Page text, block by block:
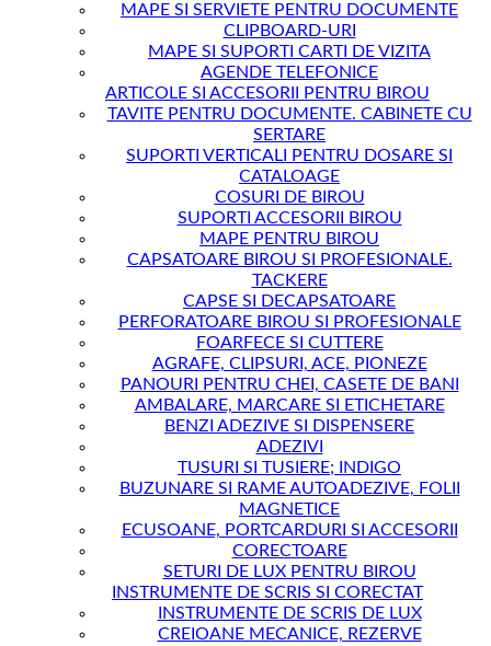
MAPE SI SERVIETE PENTRU DOCUMENTE
CLIPBOARD-URI
MAPE SI SUPORTI CARTI DE VIZITA
AGENDE TELEFONICE
ARTICOLE SI ACCESORII PENTRU BIROU
TAVITE PENTRU DOCUMENTE. CABINETE CU
SERTARE
SUPORTI VERTICALI PENTRU DOSARE SI
CATALOAGE
COSURI DE BIROU
SUPORTI ACCESORII BIROU
MAPE PENTRU BIROU
CAPSATOARE BIROU SI PROFESIONALE.
TACKERE
CAPSE SI DECAPSATOARE
PERFORATOARE BIROU SI PROFESIONALE
FOARFECE SI CUTTERE
AGRAFE, CLIPSURI, ACE, PIONEZE
PANOURI PENTRU CHEI, CASETE DE BANI
AMBALARE, MARCARE SI ETICHETARE
BENZI ADEZIVE SI DISPENSERE
ADEZIVI
TUSURI SI TUSIERE; INDIGO
BUZUNARE SI RAME AUTOADEZIVE, FOLII
MAGNETICE
ECUSOANE, PORTCARDURI SI ACCESORII
CORECTOARE
SETURI DE LUX PENTRU BIROU
INSTRUMENTE DE SCRIS SI CORECTAT
INSTRUMENTE DE SCRIS DE LUX
CREIOANE MECANICE, REZERVE